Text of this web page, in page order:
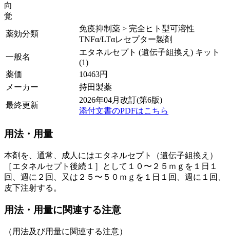
向
覚
薬効分類
免疫抑制薬 > 完全ヒト型可溶性
TNFα/LTαレセプター製剤
一般名
エタネルセプト (遺伝子組換え) キット
(1)
薬価
10463円
メーカー
持田製薬
最終更新
2026年04月改訂(第6版)
添付文書のPDFはこちら
用法・用量
本剤を、通常、成人にはエタネルセプト（遺伝子組換え）
［エタネルセプト後続１］として１０〜２５ｍｇを１日１
回、週に２回、又は２５〜５０ｍｇを１日１回、週に１回、
皮下注射する。
用法・用量に関連する注意
（用法及び用量に関連する注意）